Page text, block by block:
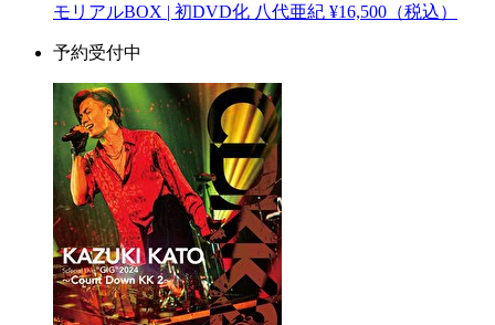
モリアルBOX | 初DVD化 八代亜紀 ¥16,500（税込）
予約受付中